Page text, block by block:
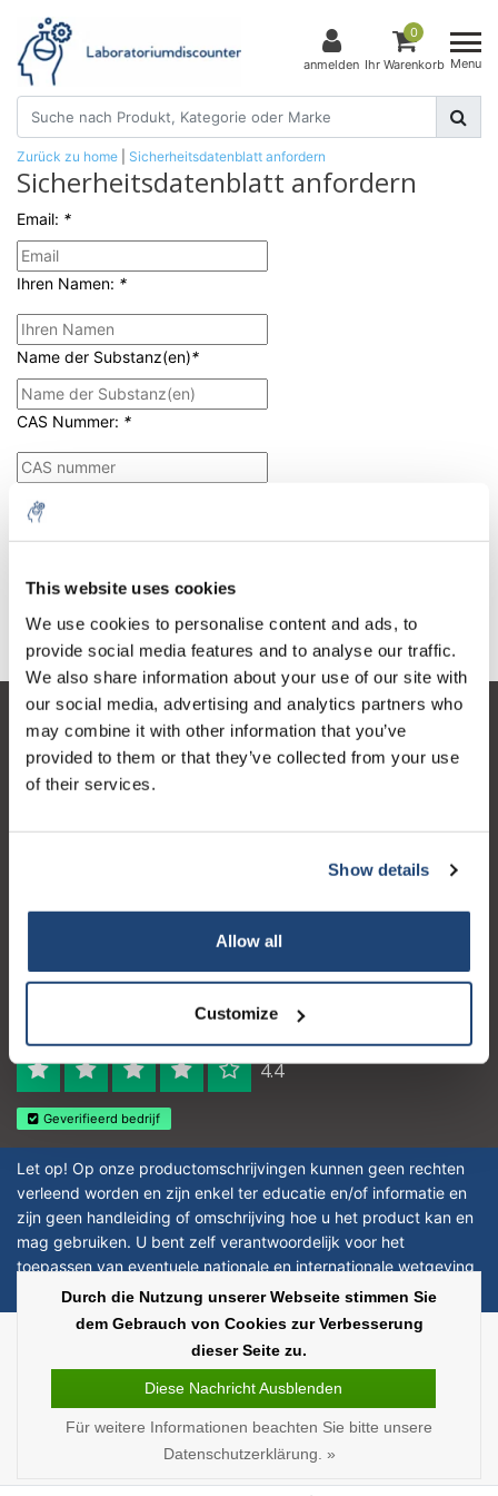
This website uses cookies
We use cookies to personalise content and ads, to
provide social media features and to analyse our traffic.
We also share information about your use of our site with
our social media, advertising and analytics partners who
may combine it with other information that you’ve
provided to them or that they’ve collected from your use
of their services.
Show details
Allow all
Customize
anmelden
0
Ihr Warenkorb Menu
Zurück zu home Sicherheitsdatenblatt anfordern
Sicherheitsdatenblatt anfordern
Email: *
Ihren Namen: *
Name der Substanz(en)*
CAS Nummer: *
Schicken
Eigenmarkenprodukte können von der Produktseite
Kundendienst
Mein Konto
4.4
Geverifieerd bedrijf
Let op! Op onze productomschrijvingen kunnen geen rechten
verleend worden en zijn enkel ter educatie en/of informatie en
zijn geen handleiding of omschrijving hoe u het product kan en
mag gebruiken. U bent zelf verantwoordelijk voor het
toepassen van eventuele nationale en internationale wetgeving
omtrent het gebruik van chemicaliën.
InStijl Media | Alle Preise verstehen sich ohne
Durch die Nutzung unserer Webseite stimmen Sie
dem Gebrauch von Cookies zur Verbesserung
dieser Seite zu.
Diese Nachricht Ausblenden
Für weitere Informationen beachten Sie bitte unsere
Datenschutzerklärung. »